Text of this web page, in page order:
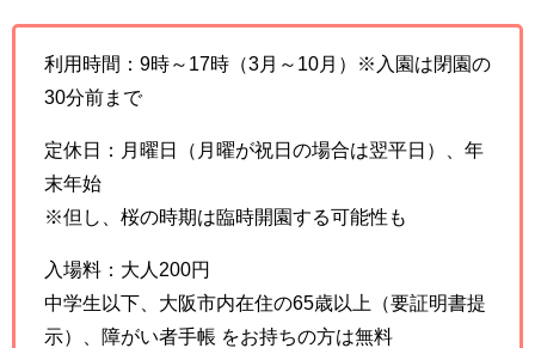
利用時間：9時～17時（3月～10月）※入園は閉園の
30分前まで
定休日：月曜日（月曜が祝日の場合は翌平日）、年
末年始
※但し、桜の時期は臨時開園する可能性も
入場料：大人200円
中学生以下、大阪市内在住の65歳以上（要証明書提
示）、障がい者手帳 をお持ちの方は無料